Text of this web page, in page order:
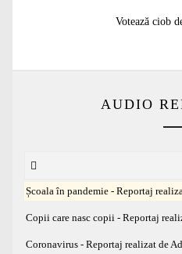
Articolul
Votează ciob
AUDIO
Școala în pandemie - Reportaj
Copii care nasc copii - Reportaj
Coronavirus - Reportaj realizat de